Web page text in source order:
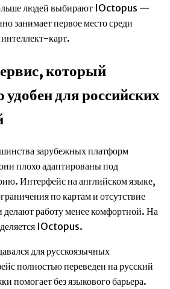
людей выбирают IOctopus —
занимает первое место среди
карт.
который
удобен для российских
зарубежных платформ
плохо адаптированы под
Интерфейс на английском языке,
по картам и отсутствие
работу менее комфортной. На
IOctopus.
для русскоязычных
полностью переведен на русский
помогает без языкового барьера.